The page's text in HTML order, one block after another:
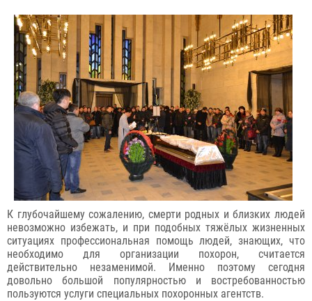
К глубочайшему сожалению, смерти родных и близких людей
невозможно избежать, и при подобных тяжёлых жизненных
ситуациях профессиональная помощь людей, знающих, что
необходимо для организации похорон, считается
действительно незаменимой. Именно поэтому сегодня
довольно большой популярностью и востребованностью
пользуются услуги специальных похоронных агентств.